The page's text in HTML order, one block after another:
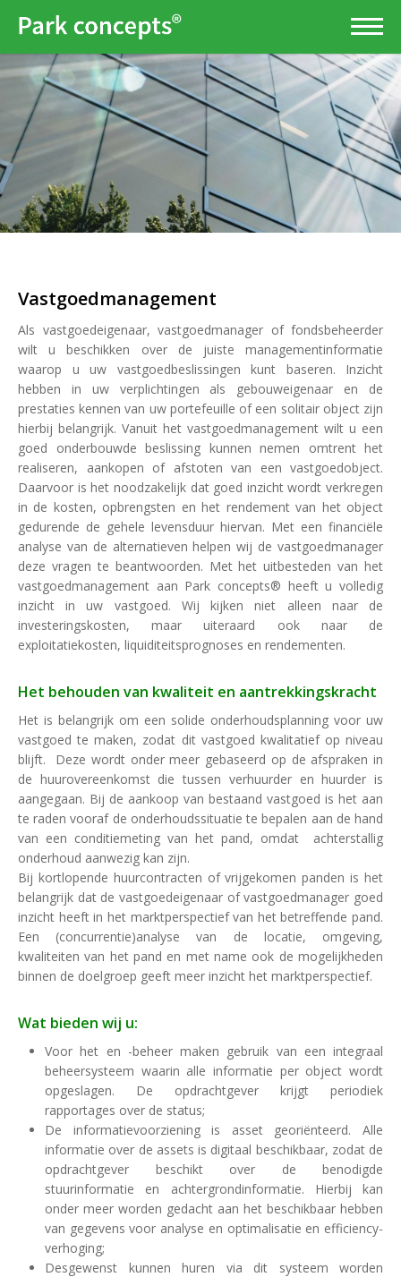
Vastgoedmanagement
Als vastgoedeigenaar, vastgoedmanager of fondsbeheerder
wilt u beschikken over de juiste managementinformatie
waarop u uw vastgoedbeslissingen kunt baseren. Inzicht
hebben in uw verplichtingen als gebouweigenaar en de
prestaties kennen van uw portefeuille of een solitair object zijn
hierbij belangrijk. Vanuit het vastgoedmanagement wilt u een
goed onderbouwde beslissing kunnen nemen omtrent het
realiseren, aankopen of afstoten van een vastgoedobject.
Daarvoor is het noodzakelijk dat goed inzicht wordt verkregen
in de kosten, opbrengsten en het rendement van het object
gedurende de gehele levensduur hiervan. Met een financiële
analyse van de alternatieven helpen wij de vastgoedmanager
deze vragen te beantwoorden. Met het uitbesteden van het
vastgoedmanagement aan Park concepts® heeft u volledig
inzicht in uw vastgoed. Wij kijken niet alleen naar de
investeringskosten, maar uiteraard ook naar de
exploitatiekosten, liquiditeitsprognoses en rendementen.
Het behouden van kwaliteit en aantrekkingskracht
Het is belangrijk om een solide onderhoudsplanning voor uw
vastgoed te maken, zodat dit vastgoed kwalitatief op niveau
blijft. Deze wordt onder meer gebaseerd op de afspraken in
de huurovereenkomst die tussen verhuurder en huurder is
aangegaan. Bij de aankoop van bestaand vastgoed is het aan
te raden vooraf de onderhoudssituatie te bepalen aan de hand
van een conditiemeting van het pand, omdat achterstallig
onderhoud aanwezig kan zijn.
Bij kortlopende huurcontracten of vrijgekomen panden is het
belangrijk dat de vastgoedeigenaar of vastgoedmanager goed
inzicht heeft in het marktperspectief van het betreffende pand.
Een (concurrentie)analyse van de locatie, omgeving,
kwaliteiten van het pand en met name ook de mogelijkheden
binnen de doelgroep geeft meer inzicht het marktperspectief.
Wat bieden wij u:
Voor het en -beheer maken gebruik van een integraal
beheersysteem waarin alle informatie per object wordt
opgeslagen. De opdrachtgever krijgt periodiek
rapportages over de status;
De informatievoorziening is asset georiënteerd. Alle
informatie over de assets is digitaal beschikbaar, zodat de
opdrachtgever beschikt over de benodigde
stuurinformatie en achtergrondinformatie. Hierbij kan
onder meer worden gedacht aan het beschikbaar hebben
van gegevens voor analyse en optimalisatie en efficiency-
verhoging;
Desgewenst kunnen huren via dit systeem worden